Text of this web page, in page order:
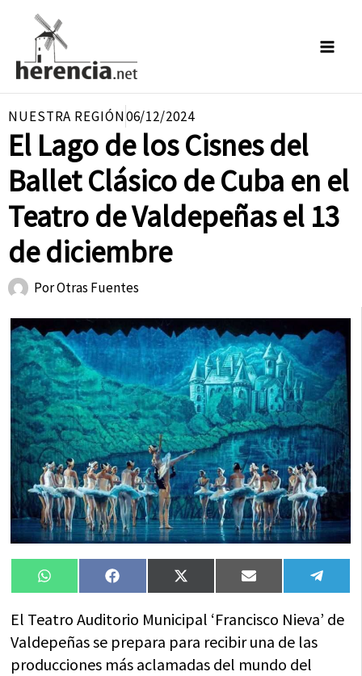
contenido
NUESTRA REGIÓN06/12/2024
El Lago de los Cisnes del
Ballet Clásico de Cuba en el
Teatro de Valdepeñas el 13
de diciembre
PorOtras Fuentes
Compartir
en
WhatsAppCompartir
en
FacebookCompartir
en
X
(Twitter)
Compartir
en
Email
en
El Teatro Auditorio Municipal ‘Francisco Nieva’ de
Valdepeñas se prepara para recibir una de las
producciones más aclamadas del mundo del